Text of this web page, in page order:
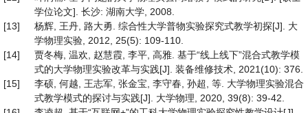
学位论文]. 长沙: 湖南大学, 2008.
[13]
杨辉, 王丹, 路大勇. 综合性大学普物实验探究式教学初探[J]. 大
学物理实验, 2012, 25(5): 109-110.
[14]
贾冬梅, 温欢, 赵慧霞, 李平, 高雅. 基于“线上线下”混合式教学模
式的大学物理实验改革与实践[J]. 装备维修技术, 2021(10): 376.
[15]
李硕, 何越, 王志军, 张金宝, 李守春, 孙超, 等. 大学物理实验混合
式教学模式的探讨与实践[J]. 大学物理, 2020, 39(8): 39-42.